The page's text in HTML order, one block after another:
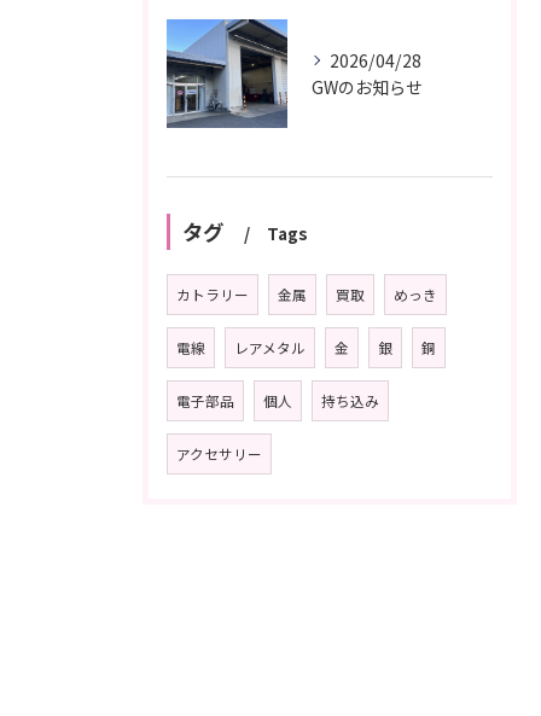
2026/04/28
GWのお知らせ
タグ Tags
カトラリー 金属 買取 めっき
電線 レアメタル 金 銀 銅
電子部品 個人 持ち込み
アクセサリー